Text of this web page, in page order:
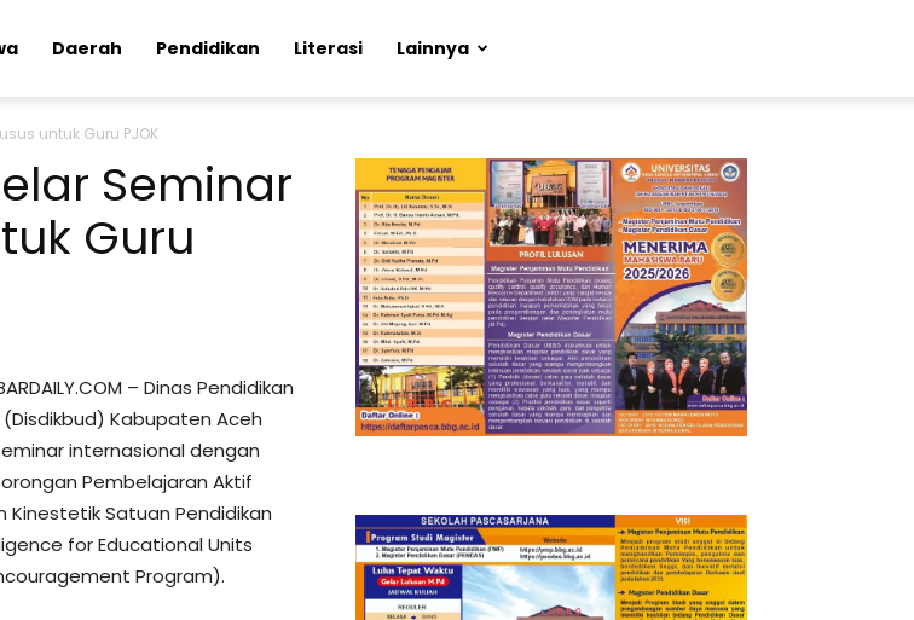
Daerah Pendidikan Literasi Lainnya
untuk Guru PJOK
Seminar
Guru
– Dinas Pendidikan
Kabupaten Aceh
internasional dengan
Pembelajaran Aktif
Kinestetik Satuan Pendidikan
for Educational Units
Program).